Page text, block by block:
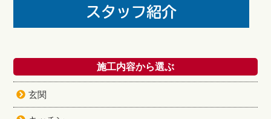
施工内容から選ぶ
玄関